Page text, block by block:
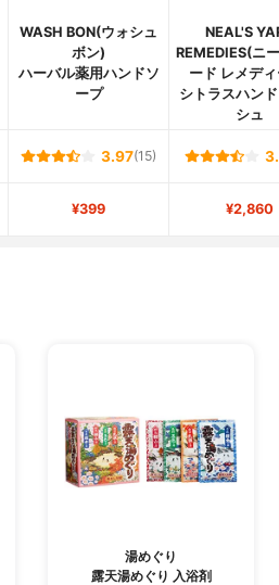
WASH BON(ウォシュ
ボン)
ハーバル薬用ハンドソ
ープ
NEAL'S
REMEDIES(ニ
ード レメデ
シトラスハン
シュ
3.97(15)
¥399 ¥2,860
湯めぐり
露天湯めぐり 入浴剤